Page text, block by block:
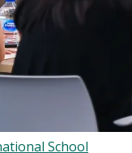
School